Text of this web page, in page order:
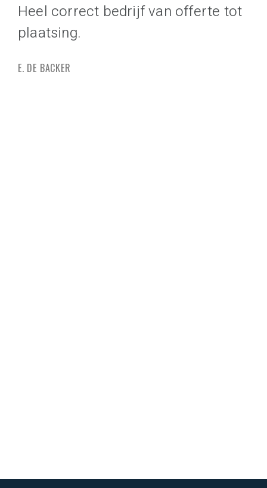
Heel correct bedrijf van offerte tot
plaatsing.
E. DE BACKER